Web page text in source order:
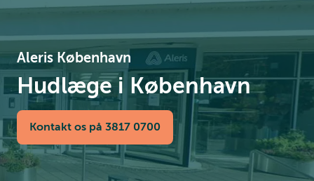
Aleris København
Hudlæge i København
Kontakt os på 3817 0700